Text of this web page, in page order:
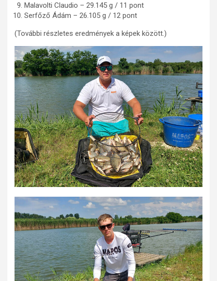
Malavolti Claudio – 29.145 g / 11 pont
Serfőző Ádám – 26.105 g / 12 pont
(További részletes eredmények a képek között.)